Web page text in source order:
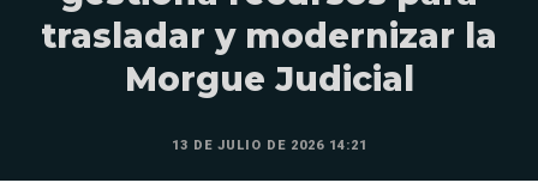
trasladar y modernizar la
Morgue Judicial
13 DE JULIO DE 2026 14:21